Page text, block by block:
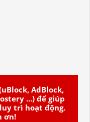
AdBlock,
...) để giúp
trì hoạt động.
ơn!